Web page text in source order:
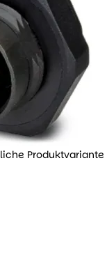
Produktvariante